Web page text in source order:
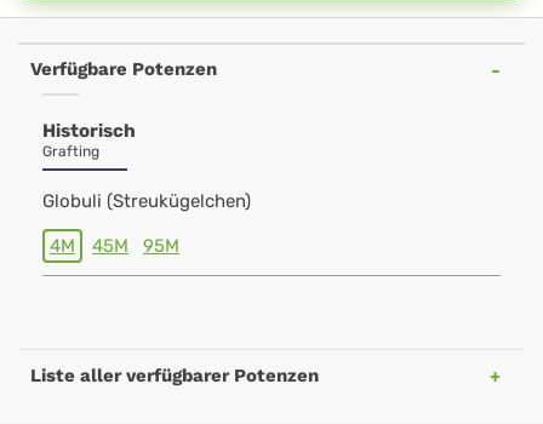
Verfügbare Potenzen
Historisch
Grafting
Globuli (Streukügelchen)
4M 45M 95M
Liste aller verfügbarer Potenzen